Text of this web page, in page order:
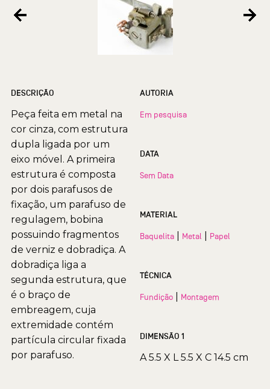
DESCRIÇÃO
Peça feita em metal na
cor cinza, com estrutura
dupla ligada por um
eixo móvel. A primeira
estrutura é composta
por dois parafusos de
fixação, um parafuso de
regulagem, bobina
possuindo fragmentos
de verniz e dobradiça. A
dobradiça liga a
segunda estrutura, que
é o braço de
embreagem, cuja
extremidade contém
partícula circular fixada
por parafuso.
AUTORIA
Em pesquisa
DATA
Sem Data
MATERIAL
Baquelita Metal Papel
TÉCNICA
Fundição Montagem
DIMENSÃO 1
A 5.5 X L 5.5 X C 14.5 cm